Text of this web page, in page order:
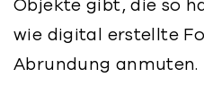
Objekte gibt, die so
wie digital erstellte
Abrundung anmuten.